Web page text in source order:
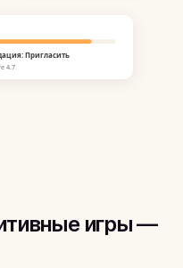
Пригласить
4.7
игры —